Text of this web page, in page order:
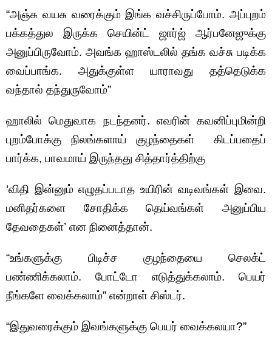
“அஞ்சு வயசு வரைக்கும் இங்க வச்சிருப்போம். அப்புறம்
பக்கத்துல இருக்க செயின்ட் ஜார்ஜ் ஆர்பனேஜுக்கு
அனுப்பிருவோம். அவங்க ஹாஸ்டலில் தங்க வச்சு படிக்க
வைப்பாங்க. அதுக்குள்ள யாராவது தத்தெடுக்க
வந்தால் தந்துருவோம்”
ஹாலில் மெதுவாக நடந்தனர். எவரின் கவனிப்புமின்றி
புறம்போக்கு நிலங்களாய் குழந்தைகள் கிடப்பதைப்
பார்க்க, பாவமாய் இருந்தது சித்தார்த்திற்கு
‘விதி இன்னும் எழுதப்படாத உயிரின் வடிவங்கள் இவை.
மனிதர்களை சோதிக்க தெய்வங்கள் அனுப்பிய
தேவதைகள்’ என நினைத்தான்.
“உங்களுக்கு பிடிச்ச குழந்தையை செலக்ட்
பண்ணிக்கலாம். போட்டோ எடுத்துக்கலாம். பெயர்
நீங்களே வைக்கலாம்” என்றாள் சிஸ்டர்.
“இதுவரைக்கும் இவங்களுக்கு பெயர் வைக்கலயா?”